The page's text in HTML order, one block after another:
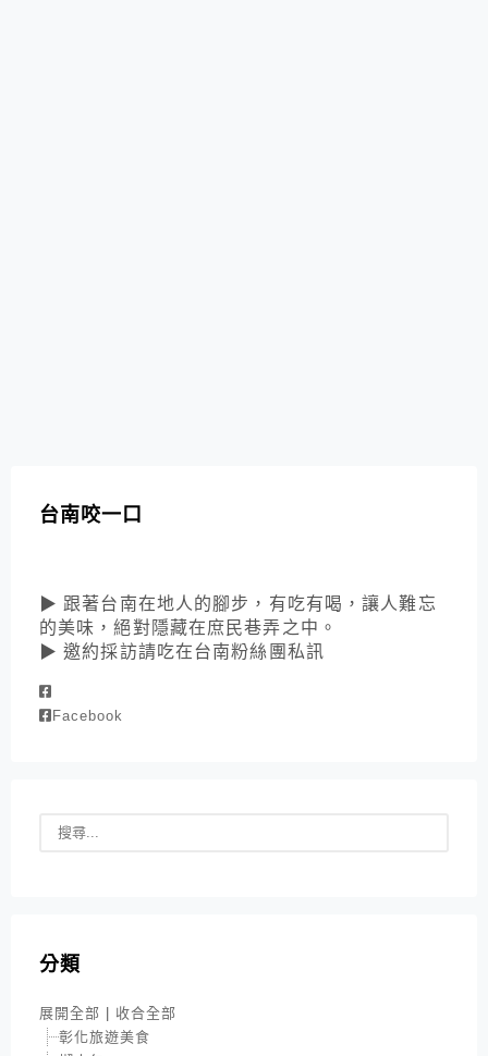
台南咬一口
▶ 跟著台南在地人的腳步，有吃有喝，讓人難忘
的美味，絕對隱藏在庶民巷弄之中。
▶ 邀約採訪請吃在台南粉絲團私訊
Facebook
分類
展開全部 | 收合全部
彰化旅遊美食